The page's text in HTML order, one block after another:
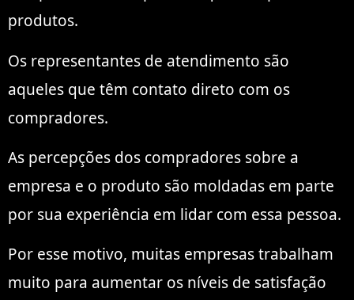
produtos.
Os representantes de atendimento são
aqueles que têm contato direto com os
compradores.
As percepções dos compradores sobre a
empresa e o produto são moldadas em parte
por sua experiência em lidar com essa pessoa.
Por esse motivo, muitas empresas trabalham
muito para aumentar os níveis de satisfação